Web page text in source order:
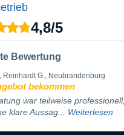
4,8/5
Bewertung
, Reinhardt G., Neubrandenburg
bekommen
war teilweise professionell,
klare Aussag... Weiterlesen